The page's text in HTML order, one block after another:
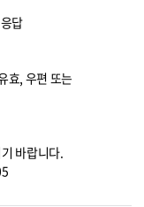
답
효, 우편 또는
바랍니다.